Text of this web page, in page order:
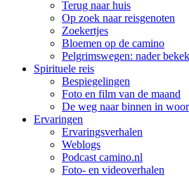
Terug naar huis
Op zoek naar reisgenoten
Zoekertjes
Bloemen op de camino
Pelgrimswegen: nader
Spirituele reis
Bespiegelingen
Foto en film van de maand
De weg naar binnen in
Ervaringen
Ervaringsverhalen
Weblogs
Podcast camino.nl
Foto- en videoverhalen